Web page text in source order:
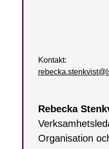
Kontakt:
Rebecka
Organisation